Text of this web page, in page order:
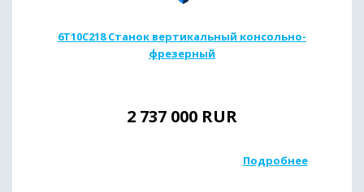
6Т10С218 Станок вертикальный консольно-
фрезерный
2 737 000 RUR
Подробнее